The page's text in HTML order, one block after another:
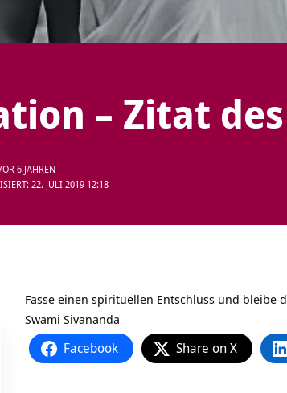
– Zitat des
22. JULI 2019 12:18
6 JAHREN
Fasse einen spirituellen Entschluss und
Swami Sivananda
Facebook Share on X